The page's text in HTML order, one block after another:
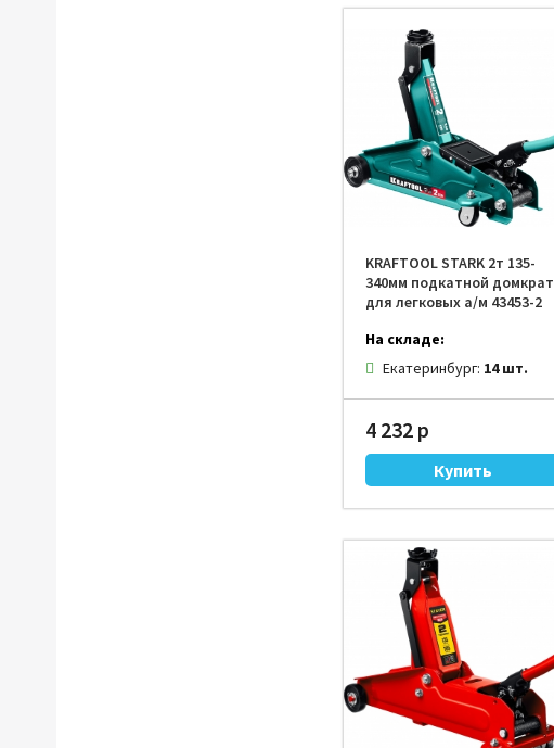
KRAFTOOL STARK 2т 135-
340мм подкатной домкрат
для легковых а/м 43453-2
На складе:
Екатеринбург: 14 шт.
4 232 р